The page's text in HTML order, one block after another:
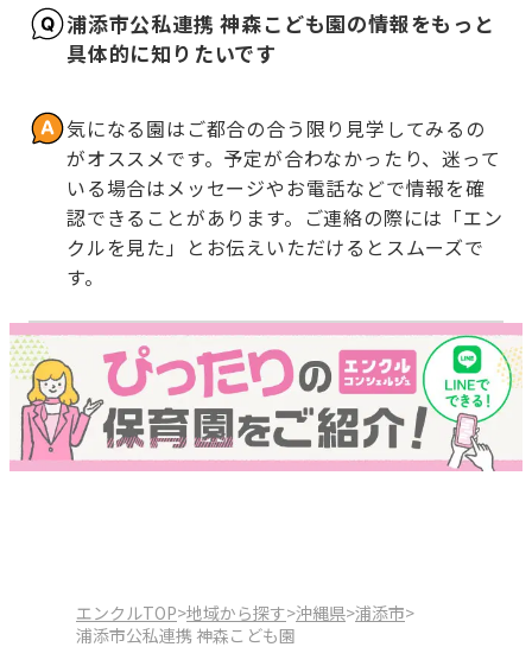
浦添市公私連携 神森こども園の情報をもっと
具体的に知りたいです
気になる園はご都合の合う限り見学してみるの
がオススメです。予定が合わなかったり、迷って
いる場合はメッセージやお電話などで情報を確
認できることがあります。ご連絡の際には「エン
クルを見た」とお伝えいただけるとスムーズで
す。
エンクルTOP>地域から探す>沖縄県>浦添市>
浦添市公私連携 神森こども園